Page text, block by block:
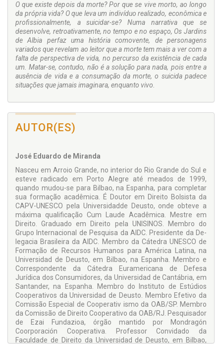
O que existe depois da morte? Por que se vive morto, ao longo
da própria vida? O que leva um indivíduo realizado, econômica e
profissionalmente, a suicidar-se? Numa narrativa que se
desenvolve, retroativamente, no tempo e no espaço, Os Jardins
de Albia perfaz uma história comovente, de personagens
variados que revelam ao leitor que a morte tem mais a ver com a
falta de perspectiva de vida, no percurso da existência de cada
um. Matar-se, contudo, não é a solução para nada, pois entre a
ausência de vida e a consumação da morte, o suicida padece
situações que jamais imaginara, enquanto vivo.
AUTOR(ES)
José Eduardo de Miranda
Nasceu em Arroio Grande, no interior do Rio Grande do Sul e
esteve radicado em Porto Alegre até meados de 1999,
quando mudou-se para Bilbao, na Espanha, para completar
sua formação acadêmica. É Doutor em Direito Bolsista da
CAPV-UNESCO pela Universidadde Deusto, onde obteve a
máxima qualificação Cum Laude Acadêmica. Mestre em
Direito. Graduado em Direito pela UNISINOS. Membro do
Grupo Internacional de Pesquisa da AIDC. Presidente da De-
legacia Brasileira da AIDC. Membro da Cátedra UNESCO de
Formação de Recursos Humanos para América Latina, na
Universidad de Deusto, em Bilbao, na Espanha. Membro e
Correspondente da Cátedra Euramericana de Defesa
Jurídica dos Consumidores, da Universidad de Cantábria, em
Santander, na Espanha. Membro do Instituto de Estúdios
Cooperativos da Universidad de Deusto. Membro Efetivo da
Comissão Especial de Cooperativ ismo da OAB/SP. Membro
da Comissão de Direito Cooperativo da OAB/RJ. Pesquisador
de Ezai Fundazioa, órgão mantido por Mondragón
Coorporación Cooperativa. Professor Convidado da
Faculdade de Direito da Universidad de Deusto, em Bilbao,